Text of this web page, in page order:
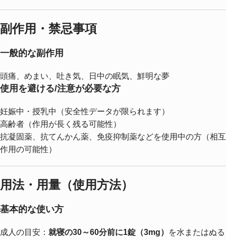
副作用・禁忌事項
一般的な副作用
頭痛、めまい、吐き気、日中の眠気、鮮明な夢
使用を避ける/注意が必要な方
妊娠中・授乳中（安全性データが限られます）
高齢者（作用が長く残る可能性）
抗凝固薬、抗てんかん薬、免疫抑制薬などを使用中の方（相互
作用の可能性）
用法・用量（使用方法）
基本的な使い方
成人の目安： 就寝の30～60分前に1錠（3mg）
を水またはぬる